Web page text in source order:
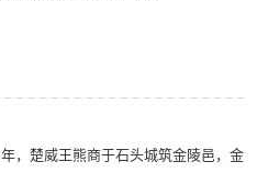
楚威王熊商于石头城筑金陵邑，金